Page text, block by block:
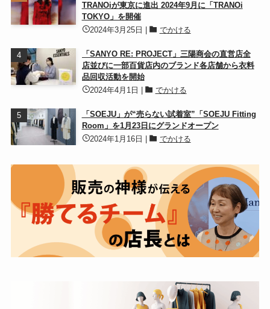
TRANOiが東京に進出 2024年9月に「TRANOi
TOKYO」を開催
2024年3月25日 | でかける
「SANYO RE: PROJECT」三陽商会の直営店全
店並びに一部百貨店内のブランド各店舗から衣料
品回収活動を開始
2024年4月1日 | でかける
「SOEJU」が“売らない試着室”「SOEJU Fitting
Room」を1月23日にグランドオープン
2024年1月16日 | でかける